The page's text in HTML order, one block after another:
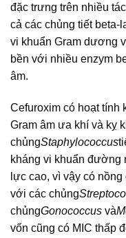
đặc trưng trên nhiều
cả các chủng tiết beta-
vi khuẩn Gram dương
bền với nhiều enzym
âm.
Cefuroxim có hoạt tính
Gram âm ưa khí và kỵ
chủngStaphylococcus
kháng vi khuẩn đường
lực cao, vì vậy có
với các chủng
chủngGonococcus và
vốn cũng có MIC thấp